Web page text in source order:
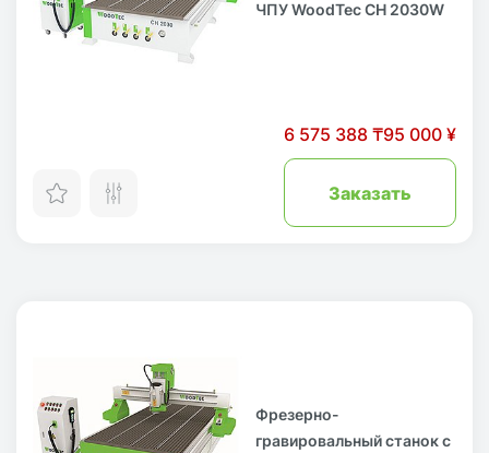
ЧПУ WoodTec CH 2030W
6 575 388 ₸95 000 ¥
Заказать
Фрезерно-
гравировальный станок с